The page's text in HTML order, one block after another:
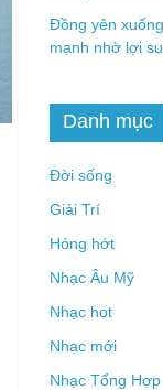
Đồng yên
mạnh nhờ lợi
Danh mục
Đời sống
Giải Trí
Hóng hớt
Nhạc Âu Mỹ
Nhạc hot
Nhạc mới
Nhạc Tổng Hợp